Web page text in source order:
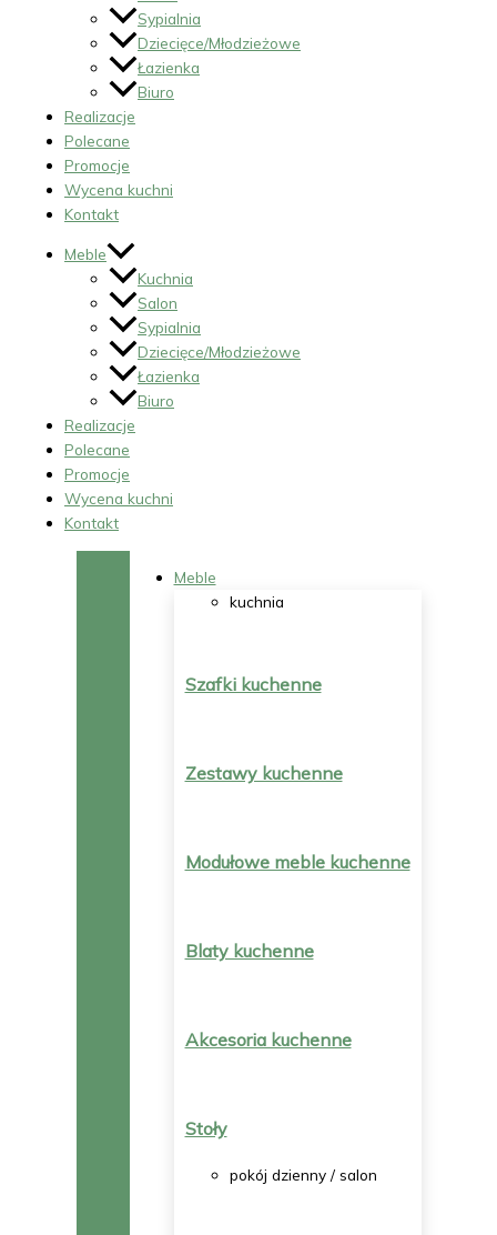
Sypialnia
Dziecięce/Młodzieżowe
Łazienka
Biuro
Realizacje
Polecane
Promocje
Wycena kuchni
Kontakt
Meble
Kuchnia
Salon
Sypialnia
Dziecięce/Młodzieżowe
Łazienka
Biuro
Realizacje
Polecane
Promocje
Wycena kuchni
Kontakt
Meble
kuchnia
Szafki kuchenne
Zestawy kuchenne
Modułowe meble kuchenne
Blaty kuchenne
Akcesoria kuchenne
Stoły
pokój dzienny / salon